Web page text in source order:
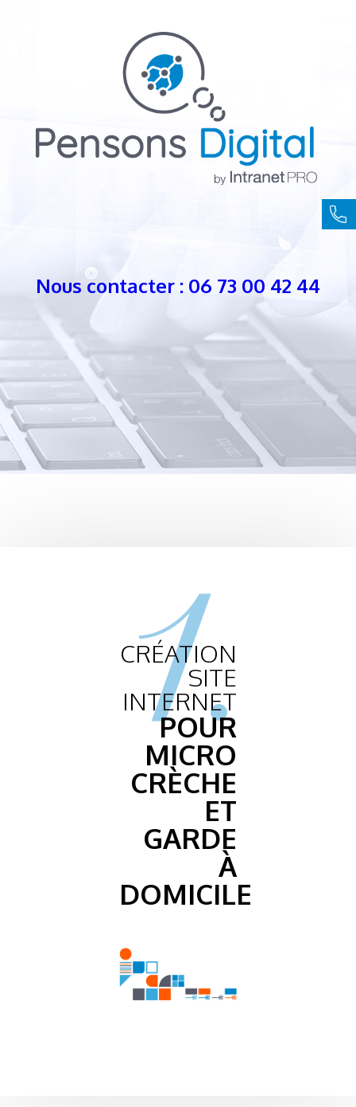
Nous contacter : 06 73 00 42 44
1.
CRÉATION
SITE
INTERNET
POUR
MICRO
CRÈCHE
ET
GARDE
À
DOMICILE